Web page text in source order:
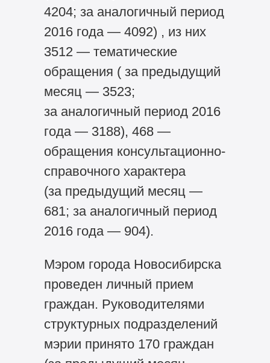
4204; за аналогичный период
2016 года — 4092) , из них
3512 — тематические
обращения ( за предыдущий
месяц — 3523;
за аналогичный период 2016
года — 3188), 468 —
обращения консультационно-
справочного характера
(за предыдущий месяц —
681; за аналогичный период
2016 года — 904).
Мэром города Новосибирска
проведен личный прием
граждан. Руководителями
структурных подразделений
мэрии принято 170 граждан